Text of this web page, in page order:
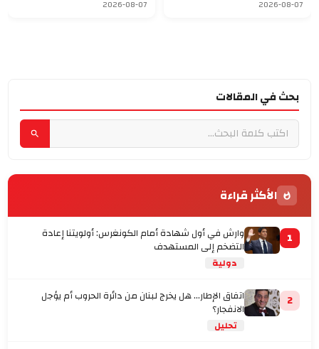
2026-08-07
2026-08-07
بحث في المقالات
الأكثر قراءة
1 وارش في أول شهادة أمام الكونغرس: أولويتنا إعادة
التضخم إلى المستهدف
دولية
2 اتفاق الإطار... هل يخرج لبنان من دائرة الحروب أم يؤجل
الانفجار؟
تحليل